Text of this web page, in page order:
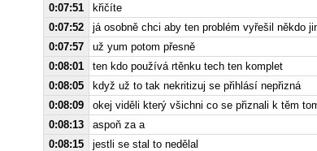
0:07:51
křičíte
0:07:52
já osobně chci aby ten problém vyřešil někdo
0:07:57
už yum potom přesně
0:08:01
ten kdo používá rtěnku tech ten komplet
0:08:05
když už to tak nekritizuj se přihlásí nepřizná
0:08:09
okej viděli který všichni co se přiznali k těm
0:08:13
aspoň za a
0:08:15
jestli se stal to nedělal